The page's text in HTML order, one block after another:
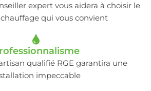
expert vous aidera à choisir le
qui vous convient
qualifié RGE garantira une
impeccable